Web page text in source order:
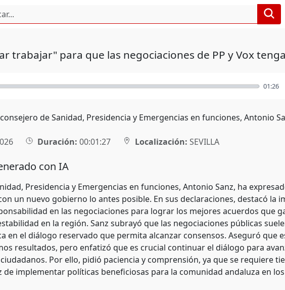
trabajar" para que las negociaciones de PP y Vox
01:26
de Sanidad, Presidencia y Emergencias en funciones, Antonio
Duración: 00:01:27 Localización: SEVILLA
con IA
Presidencia y Emergencias en funciones, Antonio Sanz, ha
un nuevo gobierno lo antes posible. En sus declaraciones, destacó la
en las negociaciones para lograr los mejores acuerdos que
en la región. Sanz subrayó que las negociaciones públicas
en el diálogo reservado que permita alcanzar consensos. Aseguró que
resultados, pero enfatizó que es crucial continuar el diálogo para
Por ello, pidió paciencia y comprensión, ya que se requiere
de implementar políticas beneficiosas para la comunidad andaluza en